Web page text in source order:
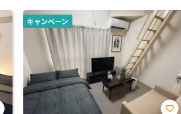
キャンペーン